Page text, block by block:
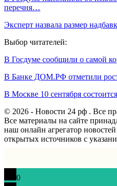
перечня…
Эксперт назвала размер
Выбор читателей:
В Госдуме сообщили о самой
В Банке ДОМ.РФ отметили
В Москве 10 сентября
© 2026 - Новости 24 рф . Все
Все материалы на сайте
наш онлайн агрегатор
открытых источников с
0